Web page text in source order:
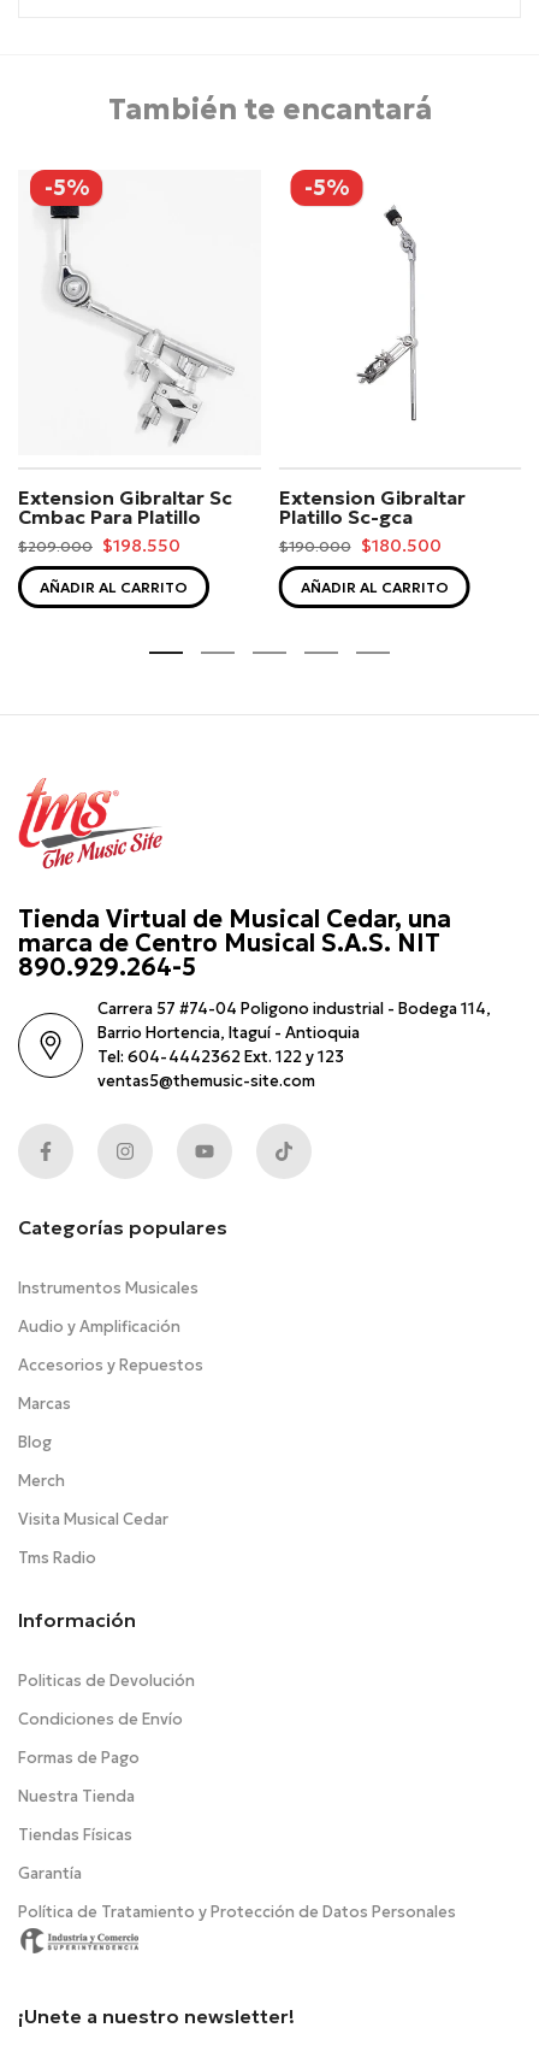
También te encantará
-5%
Extension Gibraltar Sc
Cmbac Para Platillo
$209.000 $198.550
AÑADIR AL CARRITO
-5%
Extension Gibraltar
Platillo Sc-gca
$190.000 $180.500
AÑADIR AL CARRITO
Tienda Virtual de Musical Cedar, una
marca de Centro Musical S.A.S. NIT
890.929.264-5
Carrera 57 #74-04 Poligono industrial - Bodega 114,
Barrio Hortencia, Itaguí - Antioquia
Tel: 604-4442362 Ext. 122 y 123
ventas5@themusic-site.com
Categorías populares
Instrumentos Musicales
Audio y Amplificación
Accesorios y Repuestos
Marcas
Blog
Merch
Visita Musical Cedar
Tms Radio
Información
Politicas de Devolución
Condiciones de Envío
Formas de Pago
Nuestra Tienda
Tiendas Físicas
Garantía
Política de Tratamiento y Protección de Datos Personales
¡Unete a nuestro newsletter!